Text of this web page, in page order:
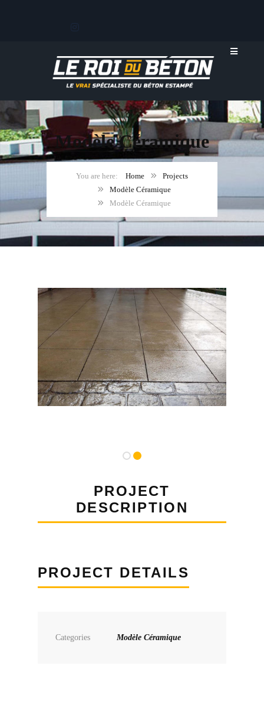
Modèle Céramique
Home
Projects
Modèle Céramique
Modèle Céramique
PROJECT
DESCRIPTION
PROJECT DETAILS
Categories Modèle Céramique